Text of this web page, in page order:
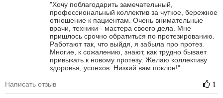
"Хочу поблагодарить замечательный,
профессиональный коллектив за чуткое, бережное
отношение к пациентам. Очень внимательные
врачи, техники - мастера своего дела. Мне
пришлось срочно обратиться по протезированию.
Работают так, что выйдя, я забыла про протез.
Многие, к сожалению, знают, как трудно бывает
привыкать к новому протезу. Желаю коллективу
здоровья, успехов. Низкий вам поклон!"
Написать отзыв 1